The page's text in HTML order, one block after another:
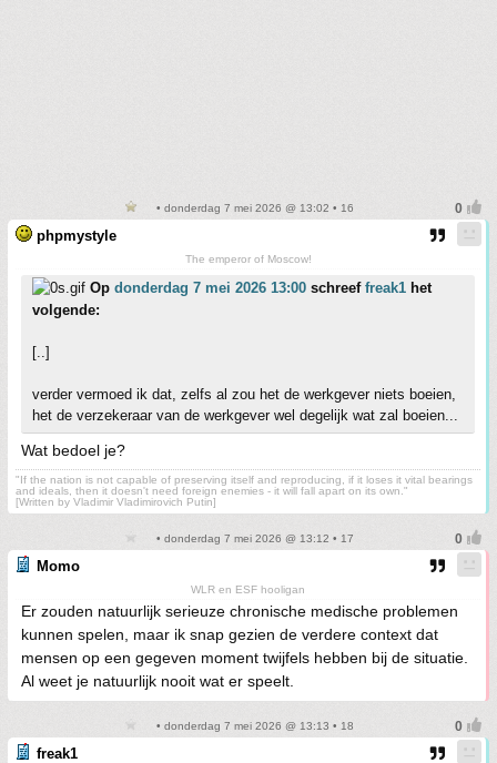
• donderdag 7 mei 2026 @ 13:02 • 16
phpmystyle
The emperor of Moscow!
Op donderdag 7 mei 2026 13:00 schreef freak1 het
volgende:
[..]
verder vermoed ik dat, zelfs al zou het de werkgever niets boeien,
het de verzekeraar van de werkgever wel degelijk wat zal boeien...
Wat bedoel je?
"If the nation is not capable of preserving itself and reproducing, if it loses it vital bearings
and ideals, then it doesn't need foreign enemies - it will fall apart on its own."
[Written by Vladimir Vladimirovich Putin]
• donderdag 7 mei 2026 @ 13:12 • 17
Momo
WLR en ESF hooligan
Er zouden natuurlijk serieuze chronische medische problemen
kunnen spelen, maar ik snap gezien de verdere context dat
mensen op een gegeven moment twijfels hebben bij de situatie.
Al weet je natuurlijk nooit wat er speelt.
• donderdag 7 mei 2026 @ 13:13 • 18
freak1